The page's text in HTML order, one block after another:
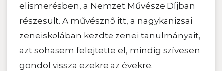
elismerésben, a Nemzet Művésze Díjban
részesült. A művésznő itt, a nagykanizsai
zeneiskolában kezdte zenei tanulmányait,
azt sohasem felejtette el, mindig szívesen
gondol vissza ezekre az évekre.